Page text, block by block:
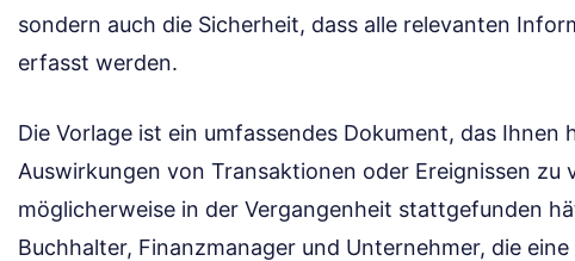
sondern auch die Sicherheit, dass alle relevanten
erfasst werden.
Die Vorlage ist ein umfassendes Dokument, das Ihnen
Auswirkungen von Transaktionen oder Ereignissen zu
möglicherweise in der Vergangenheit stattgefunden
Buchhalter, Finanzmanager und Unternehmer, die